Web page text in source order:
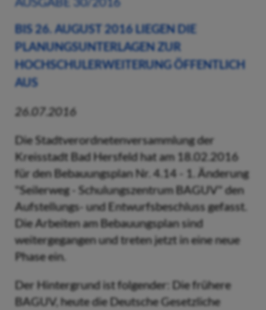
BIS 26. AUGUST 2016 LIEGEN DIE
PLANUNGSUNTERLAGEN ZUR
HOCHSCHULERWEITERUNG ÖFFENTLICH
AUS
26.07.2016
Die Stadtverordnetenversammlung der
Kreisstadt Bad Hersfeld hat am 18.02.2016
für den Bebauungsplan Nr. 4.14 - 1. Änderung
"Seilerweg - Schulungszentrum BAGUV" den
Aufstellungs- und Entwurfsbeschluss gefasst.
Die Arbeiten am Bebauungsplan sind
weitergegangen und treten jetzt in eine neue
Phase ein.
Der Hintergrund ist folgender: Die frühere
BAGUV, heute die Deutsche Gesetzliche